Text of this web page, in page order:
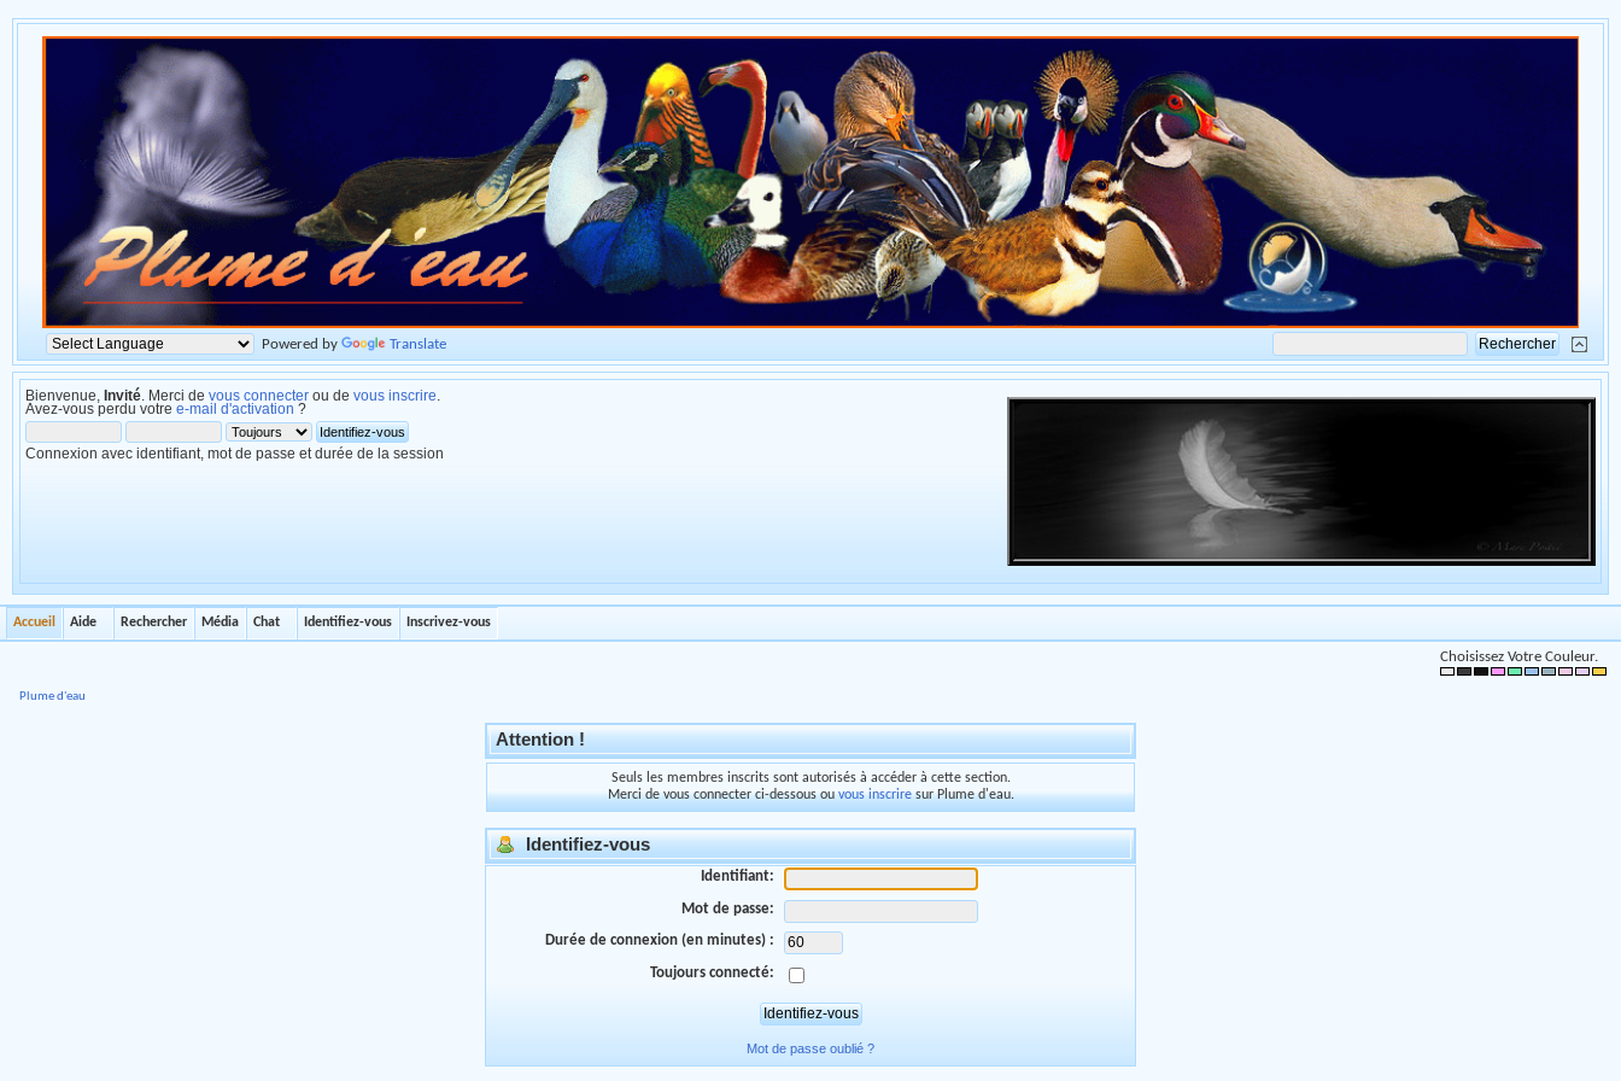
Powered by Translate
Bienvenue, Invité . Merci de vous connecter ou de vous inscrire
Avez-vous perdu votre e-mail d'activation ?
Connexion avec identifiant, mot de passe et durée de la session
Accueil Aide Rechercher Média Chat Identifiez-vous Inscrivez-vous
Choisissez Votre Couleur.
Plume d'eau
Attention !
Seuls les membres inscrits sont autorisés à accéder à cette section.
Merci de vous connecter ci-dessous ouvous inscriresur Plume d'eau.
Identifiez-vous
Identifiant:
Mot de passe:
Durée de connexion (en minutes) :
Toujours connecté:
Mot de passe oublié ?